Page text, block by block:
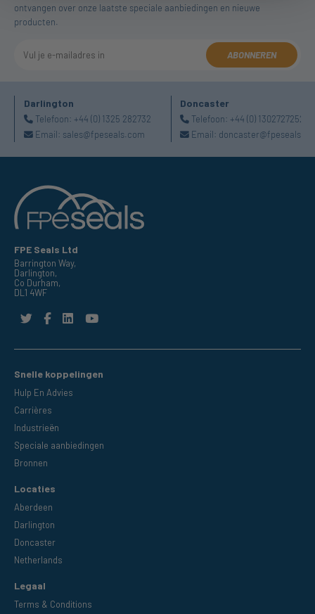
ontvangen over onze laatste speciale aanbiedingen en nieuwe
producten.
ABONNEREN
Darlington
Telefoon: +44 (0) 1325 282732
Email: sales@fpeseals.com
Doncaster
Telefoon: +44 (0) 1302727252
Email:
FPE Seals Ltd
Barrington Way,
Darlington,
Co Durham,
DL1 4WF
Snelle koppelingen
Hulp En Advies
Carrières
Industrieën
Speciale aanbiedingen
Bronnen
Locaties
Aberdeen
Darlington
Doncaster
Netherlands
Legaal
Terms & Conditions